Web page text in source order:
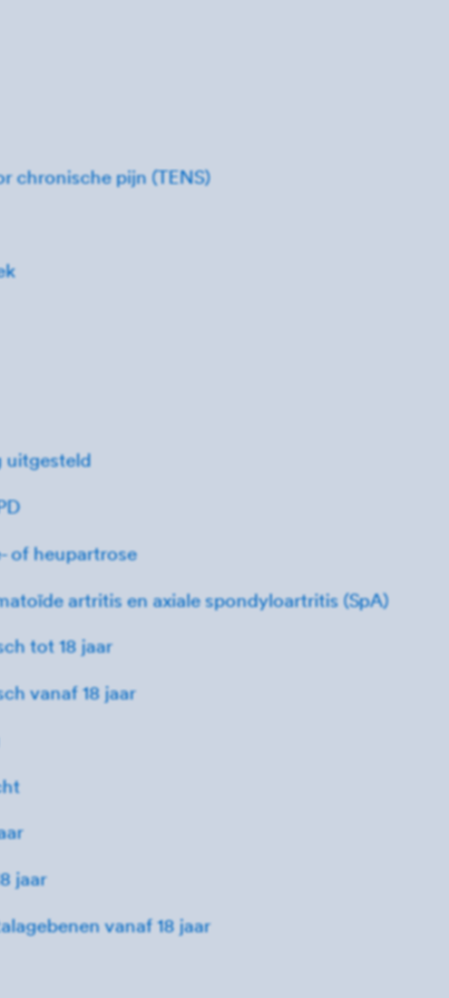
chronische pijn (TENS)
uitgesteld
of heupartrose
artritis en axiale spondyloartritis (SpA)
tot 18 jaar
vanaf 18 jaar
jaar
vanaf 18 jaar